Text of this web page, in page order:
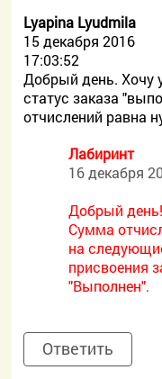
Lyapina Lyudmila
15 декабря 2016
17:03:52
Добрый день. Хочу
статус заказа
отчислений равна
Лабиринт
16 декабря
Добрый день!
Сумма
на
присвоения
"Выполнен".
Ответить